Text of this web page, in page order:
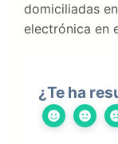
domiciliadas
electrónica en
¿Te ha